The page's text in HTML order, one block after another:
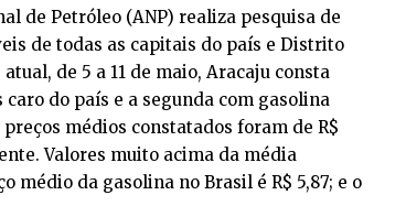
de Petróleo (ANP) realiza pesquisa de
de todas as capitais do país e Distrito
de 5 a 11 de maio, Aracaju consta
do país e a segunda com gasolina
médios constatados foram de R$
Valores muito acima da média
médio da gasolina no Brasil é R$ 5,87; e o